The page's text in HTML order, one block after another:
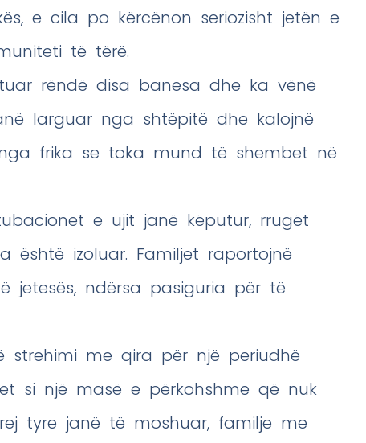
e cila po kërcënon seriozisht jetën e
të tërë.
rëndë disa banesa dhe ka vënë
larguar nga shtëpitë dhe kalojnë
frika se toka mund të shembet në
e ujit janë këputur, rrugët
është izoluar. Familjet raportojnë
jetesës, ndërsa pasiguria për të
me qira për një periudhë
si një masë e përkohshme që nuk
tyre janë të moshuar, familje me